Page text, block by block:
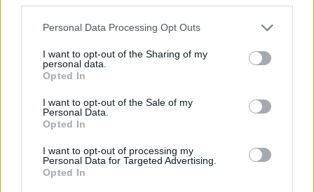
negar su consentimiento. Tenga en cuenta que algún
de su consentimiento, pero usted tiene el derecho de
rechazar tal procesamiento. Sus preferencias se aplicarán
cualquier momento entrando de nuevo en este sitio web o
visitando nuestra política de privacidad.
Personal Data Processing Opt Outs
I want to opt-out of the Sharing of my
personal data.
Opted In
I want to opt-out of the Sale of my
Personal Data.
Opted In
I want to opt-out of processing my
Personal Data for Targeted Advertising.
Opted In